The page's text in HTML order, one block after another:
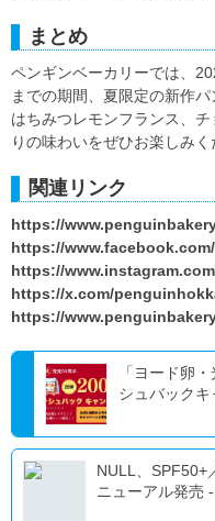
まとめ
ペンギンベーカリーでは、
までの期間、夏限定の新作
はちみつレモンフランス、
りの味わいをぜひお楽しみく
関連リンク
https://
https://
https://
https://x.com/
https://
「ヨード卵
シュバックキ
NULL、SPF50+
ニューアル発売 -